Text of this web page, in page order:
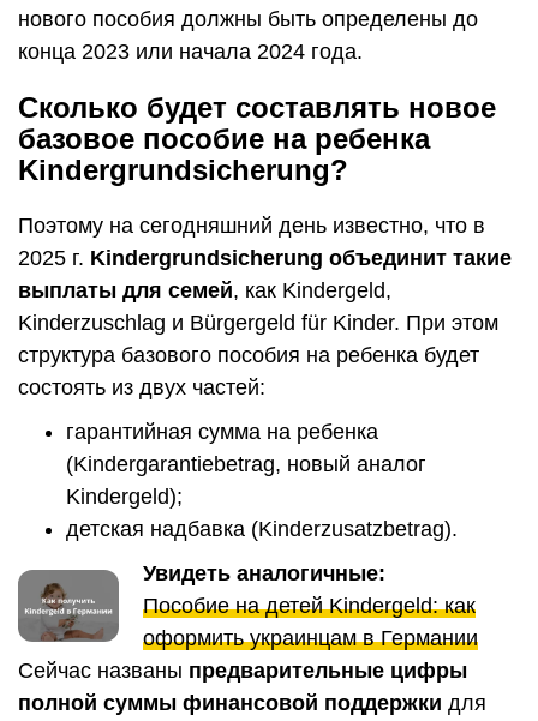
нового пособия должны быть определены до
конца 2023 или начала 2024 года.
Сколько будет составлять новое
базовое пособие на ребенка
Kindergrundsicherung?
Поэтому на сегодняшний день известно, что в
2025 г. Kindergrundsicherung объединит такие
выплаты для семей, как Kindergeld,
Kinderzuschlag и Bürgergeld für Kinder. При этом
структура базового пособия на ребенка будет
состоять из двух частей:
гарантийная сумма на ребенка
(Kindergarantiebetrag, новый аналог
Kindergeld);
детская надбавка (Kinderzusatzbetrag).
Увидеть аналогичные:
Пособие на детей Kindergeld: как
оформить украинцам в Германии
Сейчас названы предварительные цифры
полной суммы финансовой поддержки для